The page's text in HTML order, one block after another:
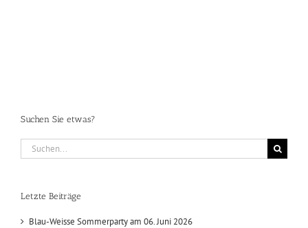
Suchen Sie etwas?
Suche
nach:
Letzte Beiträge
Blau-Weisse Sommerparty am 06. Juni 2026